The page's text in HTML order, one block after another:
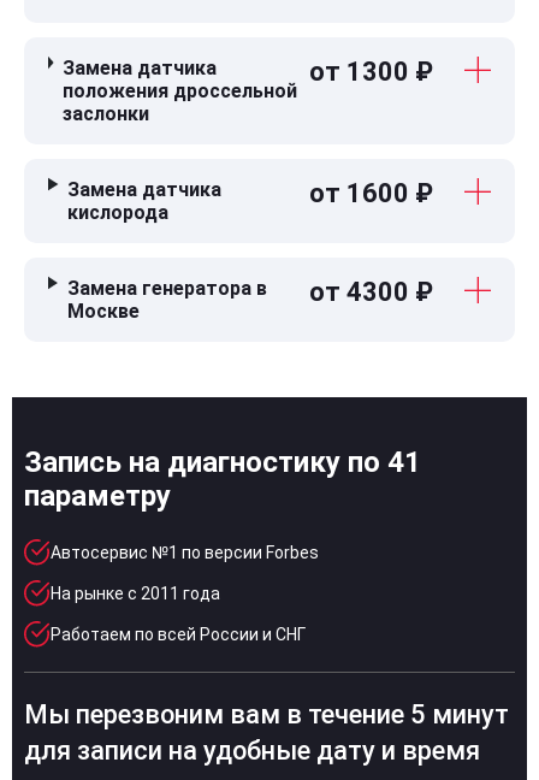
Замена датчика
положения дроссельной
заслонки
от 1300 ₽
Замена датчика
кислорода
от 1600 ₽
Замена генератора в
Москве
от 4300 ₽
Запись на диагностику по 41
параметру
Автосервис №1 по версии Forbes
На рынке с 2011 года
Работаем по всей России и СНГ
Мы перезвоним вам в течение 5 минут
для записи на удобные дату и время